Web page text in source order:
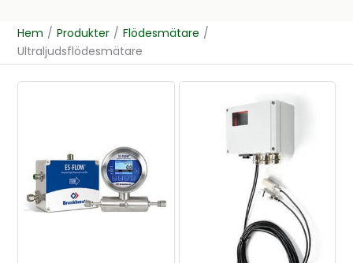
Hem / Produkter / Flödesmätare /
Ultraljuds­flödesmätare